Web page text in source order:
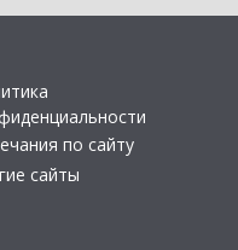
по сайту
сайты